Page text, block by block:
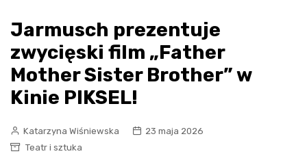
Jarmusch prezentuje
zwycięski film „Father
Mother Sister Brother” w
Kinie PIKSEL!
Katarzyna Wiśniewska
23 maja 2026
Teatr i sztuka